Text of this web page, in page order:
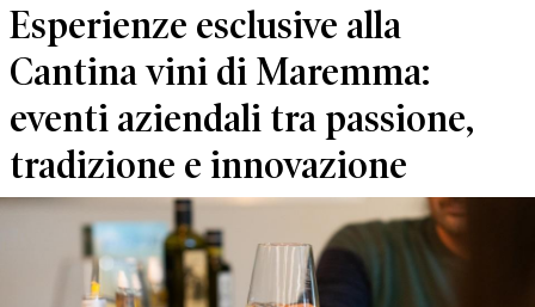
Esperienze esclusive alla
Cantina vini di Maremma:
eventi aziendali tra passione,
tradizione e innovazione